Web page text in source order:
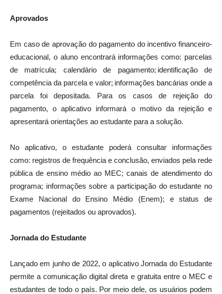
Aprovados
Em caso de aprovação do pagamento do incentivo financeiro-
educacional, o aluno encontrará informações como: parcelas
de matrícula; calendário de pagamento; identificação de
competência da parcela e valor; informações bancárias onde a
parcela foi depositada. Para os casos de rejeição do
pagamento, o aplicativo informará o motivo da rejeição e
apresentará orientações ao estudante para a solução.
No aplicativo, o estudante poderá consultar informações
como: registros de frequência e conclusão, enviados pela rede
pública de ensino médio ao MEC; canais de atendimento do
programa; informações sobre a participação do estudante no
Exame Nacional do Ensino Médio (Enem); e status de
pagamentos (rejeitados ou aprovados).
Jornada do Estudante
Lançado em junho de 2022, o aplicativo Jornada do Estudante
permite a comunicação digital direta e gratuita entre o MEC e
estudantes de todo o país. Por meio dele, os usuários podem